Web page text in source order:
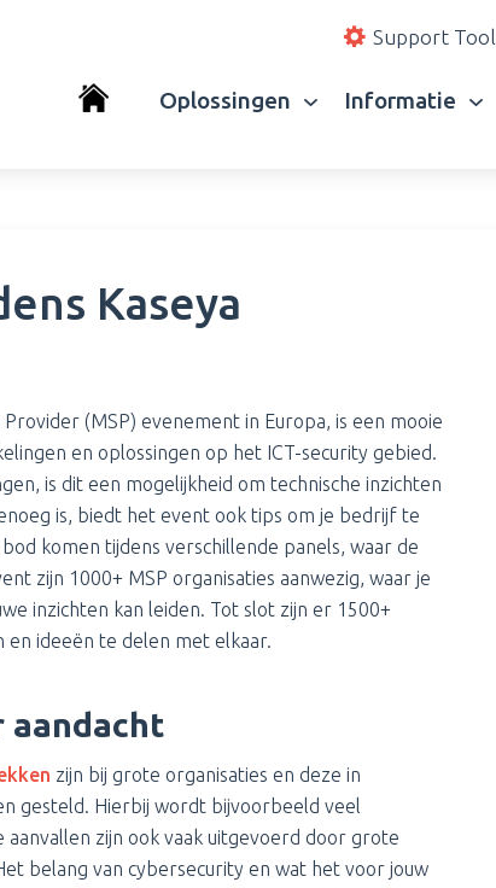
Support Tool
Oplossingen Informatie
Kaseya
(MSP) evenement in Europa, is een mooie
en oplossingen op het ICT-security gebied.
is dit een mogelijkheid om technische inzichten
is, biedt het event ook tips om je bedrijf te
komen tijdens verschillende panels, waar de
zijn 1000+ MSP organisaties aanwezig, waar je
inzichten kan leiden. Tot slot zijn er 1500+
ideeën te delen met elkaar.
aandacht
zijn bij grote organisaties en deze in
gesteld. Hierbij wordt bijvoorbeeld veel
zijn ook vaak uitgevoerd door grote
belang van cybersecurity en wat het voor jouw